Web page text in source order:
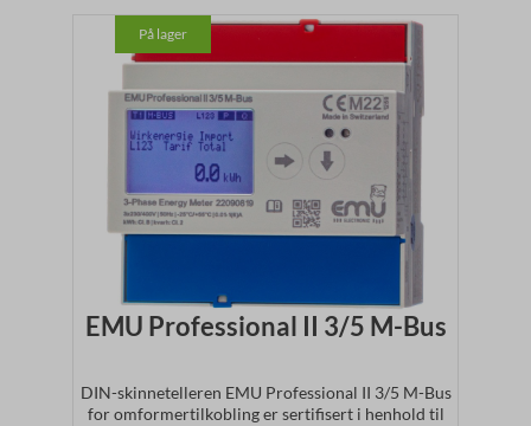
På lager
EMU Professional II 3/5 M-Bus
DIN-skinnetelleren EMU Professional II 3/5 M-Bus
for omformertilkobling er sertifisert i henhold til